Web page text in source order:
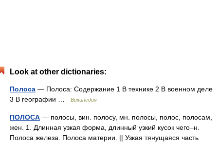
Look at other dictionaries:
Полоса — Полоса: Содержание 1 В технике 2 В военном деле
3 В географии …
Википедия
ПОЛОСА — полосы, вин. полосу, мн. полосы, полос, полосам,
жен. 1. Длинная узкая форма, длинный узкий кусок чего–н.
Полоса железа. Полоса материи. || Узкая тянущаяся часть